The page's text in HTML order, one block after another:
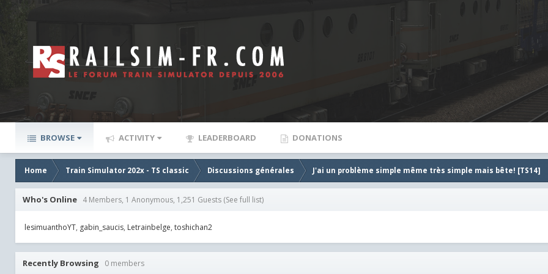
BROWSE ACTIVITY LEADERBOARD DONATIONS
Home Train Simulator 202x - TS classic Discussions générales J'ai un problème simple même très simple mais bête! [TS14]
Who's Online 4 Members, 1 Anonymous, 1,251 Guests (See full list)
lesimuanthoYT gabin_saucis Letrainbelge toshichan2
Recently Browsing 0 members